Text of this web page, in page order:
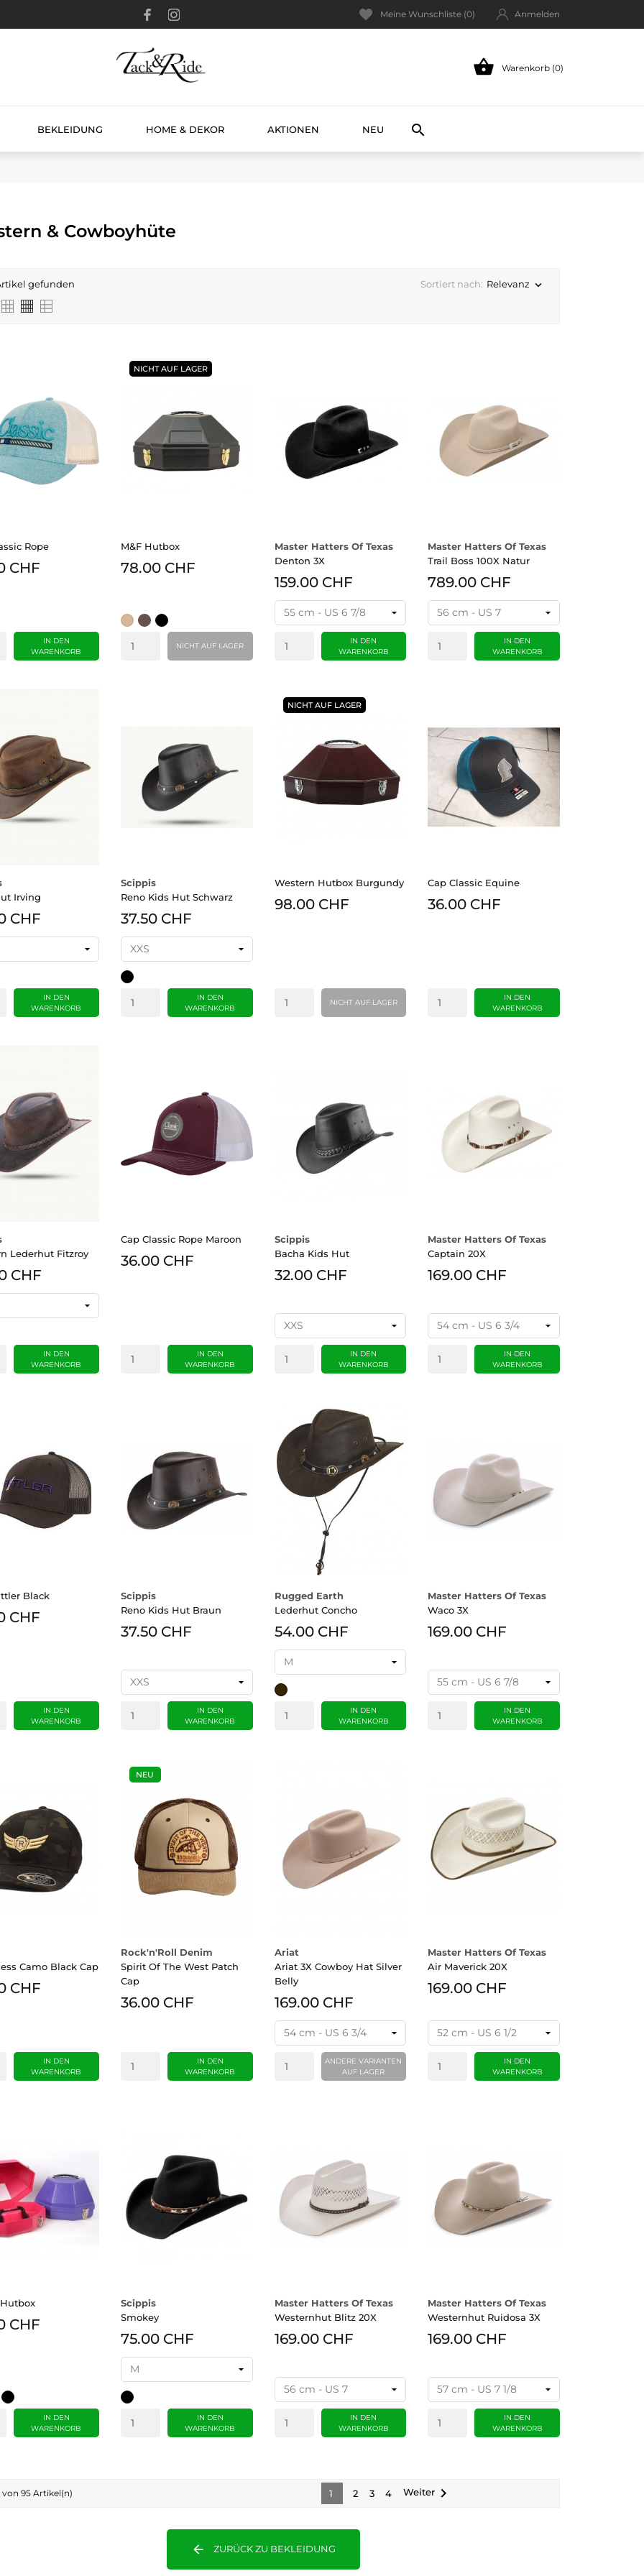
Meine Wunschliste (0) Anmelden
 Warenkorb (0)
BEKLEIDUNG HOME & DEKOR AKTIONEN NEU 
& Cowboyhüte
gefunden Sortiert nach: Relevanz 
Rope
CHF
IN DEN
WARENKORB
M&F Hutbox
78.00 CHF
Beigebraunschwarz
NICHT AUF LAGER
NICHT AUF LAGER
Master Hatters Of Texas
Denton 3X
159.00 CHF
IN DEN
WARENKORB
Master Hatters Of Texas
Trail Boss 100X Natur
789.00 CHF
IN DEN
WARENKORB
Irving
CHF
IN DEN
WARENKORB
Scippis
Reno Kids Hut Schwarz
37.50 CHF
schwarz
IN DEN
WARENKORB
Western Hutbox Burgundy
98.00 CHF
NICHT AUF LAGER
NICHT AUF LAGER
Cap Classic Equine
36.00 CHF
IN DEN
WARENKORB
Lederhut Fitzroy
CHF
IN DEN
WARENKORB
Cap Classic Rope Maroon
36.00 CHF
IN DEN
WARENKORB
Scippis
Bacha Kids Hut
32.00 CHF
IN DEN
WARENKORB
Master Hatters Of Texas
Captain 20X
169.00 CHF
IN DEN
WARENKORB
Black
CHF
IN DEN
WARENKORB
Scippis
Reno Kids Hut Braun
37.50 CHF
IN DEN
WARENKORB
Rugged Earth
Lederhut Concho
54.00 CHF
dunkelbraun
IN DEN
WARENKORB
Master Hatters Of Texas
Waco 3X
169.00 CHF
IN DEN
WARENKORB
Camo Black Cap
CHF
IN DEN
WARENKORB
Rock'n'Roll Denim
Spirit Of The West Patch
Cap
36.00 CHF
IN DEN
WARENKORB
NEU
Ariat
Ariat 3X Cowboy Hat Silver
Belly
169.00 CHF
ANDERE VARIANTEN
AUF LAGER
Master Hatters Of Texas
Air Maverick 20X
169.00 CHF
IN DEN
WARENKORB
CHF
schwarz
IN DEN
WARENKORB
Scippis
Smokey
75.00 CHF
schwarz
IN DEN
WARENKORB
Master Hatters Of Texas
Westernhut Blitz 20X
169.00 CHF
IN DEN
WARENKORB
Master Hatters Of Texas
Westernhut Ruidosa 3X
169.00 CHF
IN DEN
WARENKORB
von 95 Artikel(n) 1 2 3 4 Weiter 
arrow_back ZURÜCK ZU BEKLEIDUNG